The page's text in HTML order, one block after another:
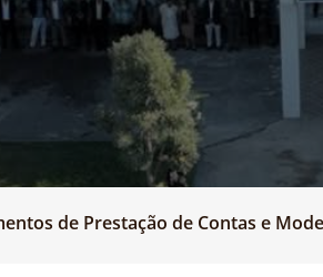
de Prestação de Contas e